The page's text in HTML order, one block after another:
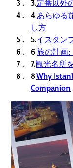
3.定番以外
4.あらゆる
し方
5.イスタン
6.旅の計画:
7.観光名所
8.Why
Companion